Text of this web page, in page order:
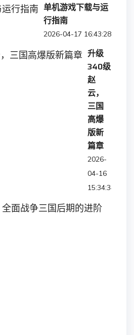
单机游戏下载与运
行指南
2026-04-17 16:43:28
升级
340级
赵
云，
三国
高爆
版新
篇章
2026-
04-16
15:34:34